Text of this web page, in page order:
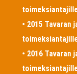
• 2015
• 2016